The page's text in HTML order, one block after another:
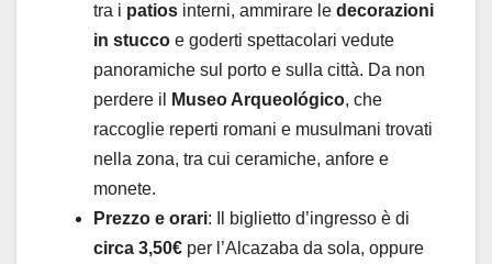
tra i patios interni, ammirare le decorazioni
in stucco e goderti spettacolari vedute
panoramiche sul porto e sulla città. Da non
perdere il
Museo Arqueológico, che
raccoglie reperti romani e musulmani trovati
nella zona, tra cui ceramiche, anfore e
monete.
Prezzo e orari: Il biglietto d’ingresso è di
circa 3,50€ per l’Alcazaba da sola, oppure